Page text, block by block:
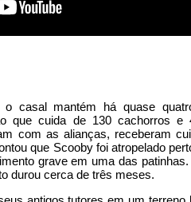
o casal mantém há quase
que cuida de 130 cachorros e
com as alianças, receberam
que Scooby foi atropelado
grave em uma das
durou cerca de três meses.